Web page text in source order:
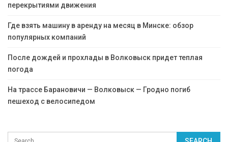
перекрытиями движения
Где взять машину в аренду на месяц в Минске: обзор
популярных компаний
После дождей и прохлады в Волковыск придет теплая
погода
На трассе Барановичи — Волковыск — Гродно погиб
пешеход с велосипедом